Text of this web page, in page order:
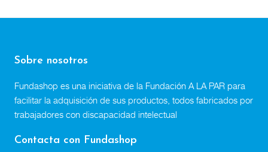
Sobre nosotros
Fundashop es una iniciativa de la Fundación A LA PAR para
facilitar la adquisición de sus productos, todos fabricados por
trabajadores con discapacidad intelectual
Contacta con Fundashop